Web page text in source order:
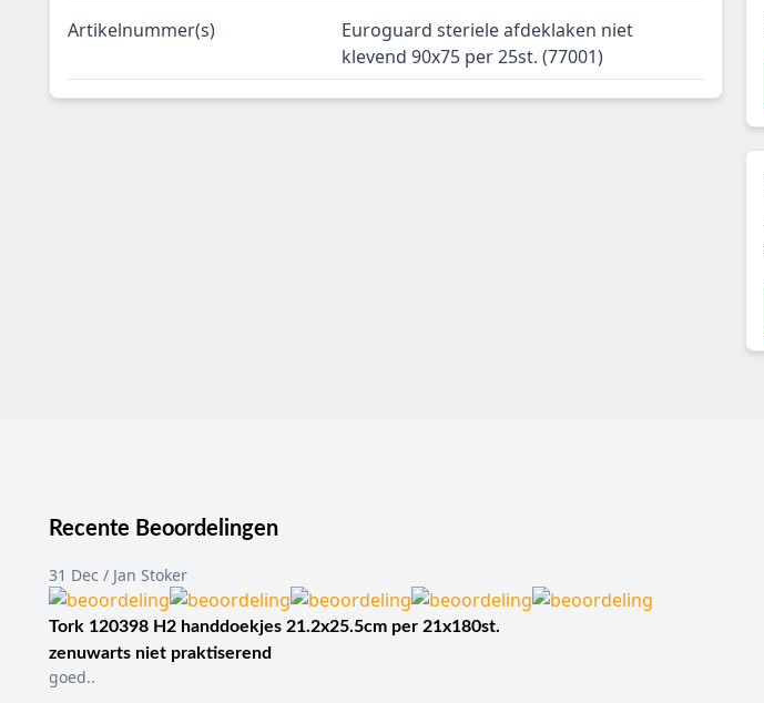
Artikelnummer(s)
Euroguard steriele afdeklaken niet
klevend 90x75 per 25st. (77001)
Recente Beoordelingen
31 Dec / Jan Stoker
Tork 120398 H2 handdoekjes 21.2x25.5cm per 21x180st.
zenuwarts niet praktiserend
goed..